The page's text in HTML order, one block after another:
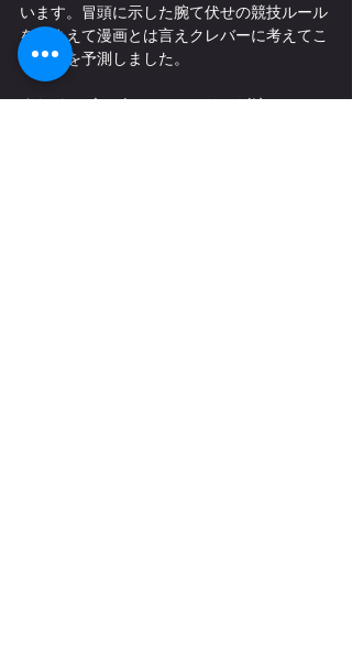
います。冒頭に示した腕て伏せの競技ルール
を踏まえて漫画とは言えクレバーに考えてこ
の回数を予測しました。
またドラゴンボールは、フリーザ編、セル